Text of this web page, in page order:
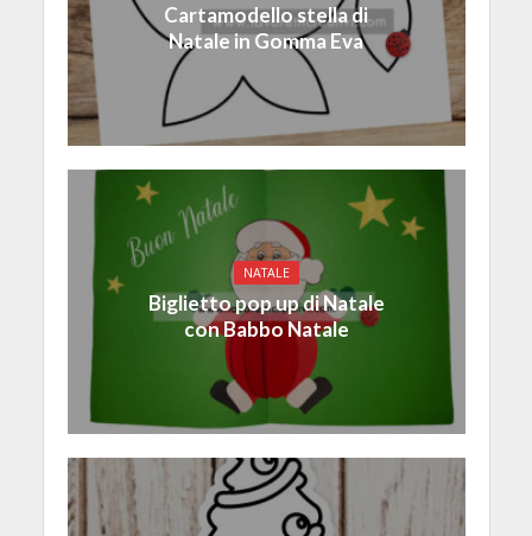
Cartamodello stella di
Natale in Gomma Eva
NATALE
Biglietto pop up di Natale
con Babbo Natale